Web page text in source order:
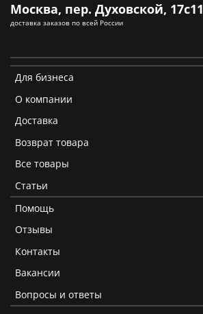
Для бизнеса
О компании
Доставка
Возврат товара
Все товары
Статьи
Помощь
Отзывы
Контакты
Вакансии
Вопросы и ответы
Москва, пер. Духовской, 17с11
доставка заказов по всей России